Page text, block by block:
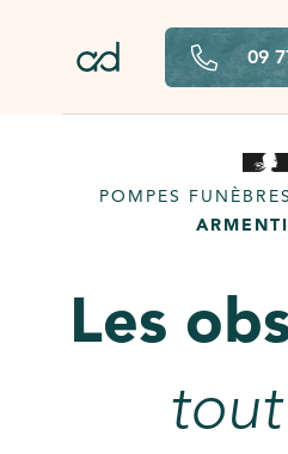
09
POMPES
Les